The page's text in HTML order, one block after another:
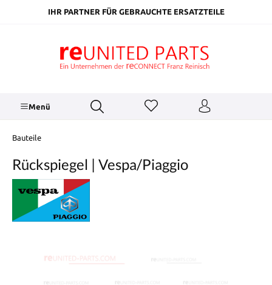
springenIHR PARTNER FÜR GEBRAUCHTE ERSATZTEILE
Menü
Bauteile
Rückspiegel | Vespa/Piaggio